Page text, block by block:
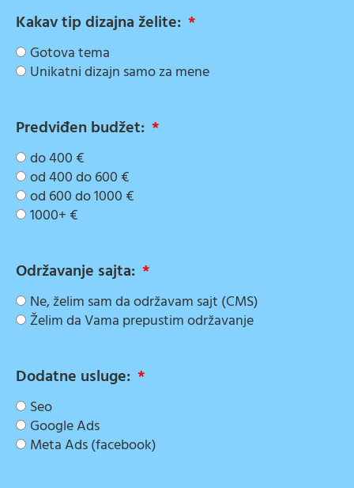
Kakav tip dizajna želite:
Gotova tema
Unikatni dizajn samo za mene
Predviđen budžet:
do 400 €
od 400 do 600 €
od 600 do 1000 €
1000+ €
Održavanje sajta:
Ne, želim sam da održavam sajt (CMS)
Želim da Vama prepustim održavanje
Dodatne usluge:
Seo
Google Ads
Meta Ads (facebook)